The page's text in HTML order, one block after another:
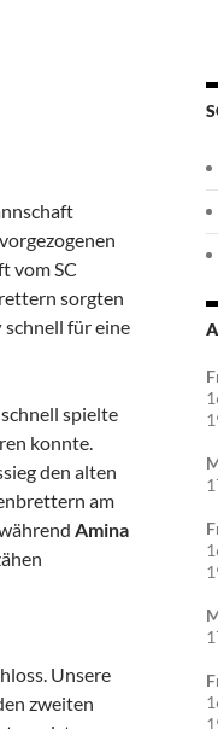
vom SC
sorgten
schnell für eine
spielte
konnte.
den alten
am
Amina
Unsere
zweiten